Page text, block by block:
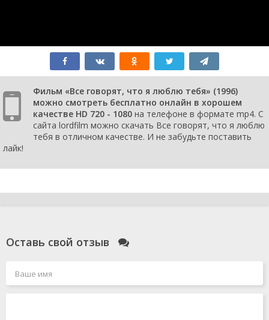
Фильм «Все говорят, что я люблю тебя» (1996)
можно смотреть бесплатно онлайн в хорошем
качестве HD 720 - 1080 на телефоне в формате mp4. С
сайта lordfilm можно скачать Все говорят, что я люблю
тебя в отличном качестве. И не забудьте поставить
лайк!
Оставь свой отзыв